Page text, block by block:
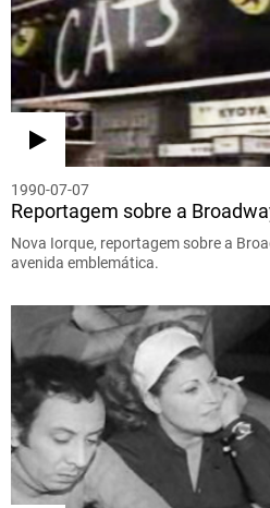
1990-07-07
Reportagem sobre a
Nova Iorque, reportagem sobre a
avenida emblemática.